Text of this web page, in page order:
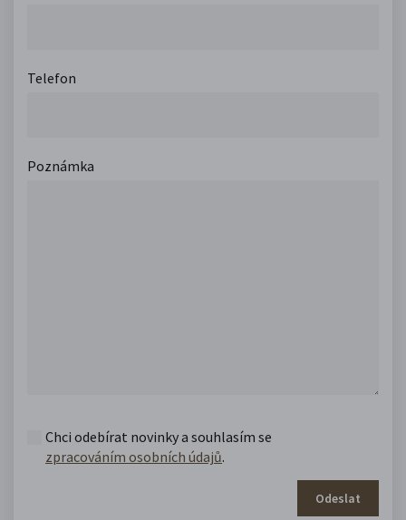
Telefon
Poznámka
Chci odebírat novinky a souhlasím se
zpracováním osobních údajů.
Odeslat